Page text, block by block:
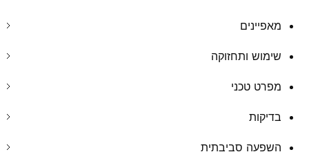
מאפיינים
שימוש ותחזוקה
מפרט טכני
בדיקות
השפעה סביבתית